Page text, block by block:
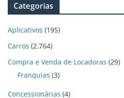
Categorias
Aplicativos (195)
Carros (2.764)
Compra e Venda de Locadoras (29)
Franquias (3)
Concessionárias (4)